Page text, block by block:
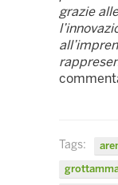
grazie
Tags: